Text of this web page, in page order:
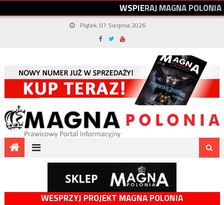
WSPIERAJMAGNAPOLONIA
Piątek, 07 Sierpnia 2026
WESPRZYJ PROJEKT MAGNA POLONIA